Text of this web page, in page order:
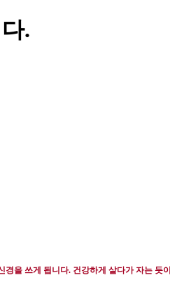
.
경을 쓰게 됩니다. 건강하게 살다가 자는 듯